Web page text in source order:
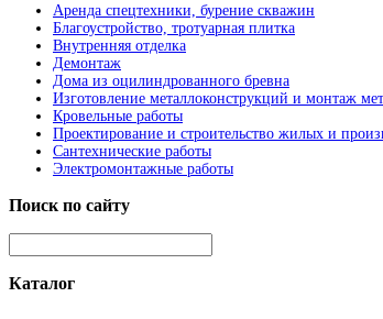
Аренда спецтехники, бурение скважин
Благоустройство, тротуарная плитка
Внутренняя отделка
Демонтаж
Дома из оцилиндрованного бревна
Изготовление металлоконструкций и монтаж
Кровельные работы
Проектирование и строительство жилых и
Сантехнические работы
Электромонтажные работы
Поиск по сайту
Каталог